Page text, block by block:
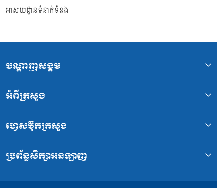
អាសយដ្ឋានទំនាក់ទំនង
បណ្ដាញសង្គម
អំពីក្រសួង
ហ្វេសប៊ុកក្រសួង
ប្រព័ន្ធសិក្សាអនឡាញ